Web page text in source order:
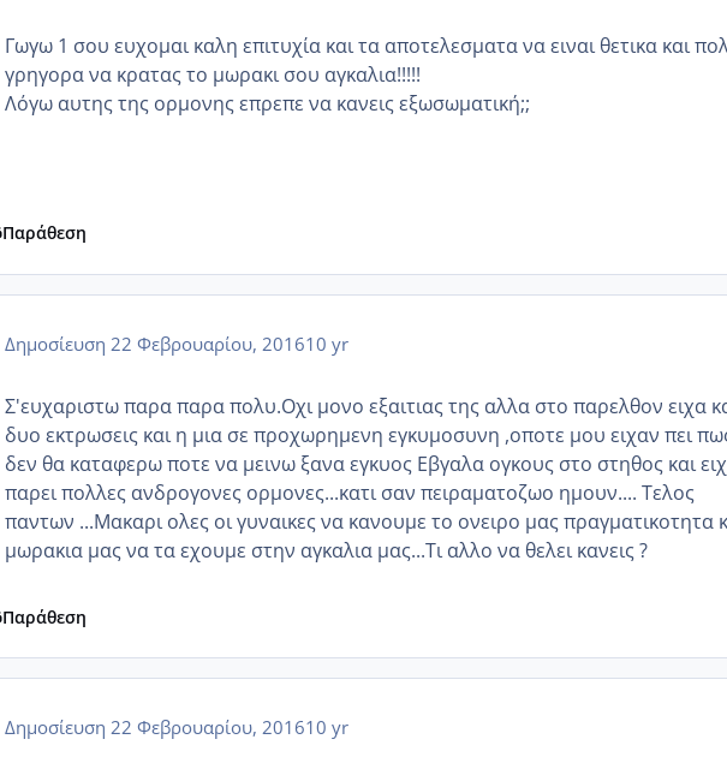
Γωγω 1 σου ευχομαι καλη επιτυχία και τα αποτελεσματα να ειναι θετικα και
γρηγορα να κρατας το μωρακι σου αγκαλια!!!!!
Λόγω αυτης της ορμονης επρεπε να κανεις εξωσωματική;;
Παράθεση
Δημοσίευση 22 Φεβρουαρίου, 201610 yr
Σ'ευχαριστω παρα παρα πολυ.Οχι μονο εξαιτιας της αλλα στο παρελθον ειχα
δυο εκτρωσεις και η μια σε προχωρημενη εγκυμοσυνη ,οποτε μου ειχαν πει
δεν θα καταφερω ποτε να μεινω ξανα εγκυος Εβγαλα ογκους στο στηθος και
παρει πολλες ανδρογονες ορμονες...κατι σαν πειραματοζωο ημουν.... Τελος
παντων ...Μακαρι ολες οι γυναικες να κανουμε το ονειρο μας πραγματικοτητα
μωρακια μας να τα εχουμε στην αγκαλια μας...Τι αλλο να θελει κανεις ?
Παράθεση
Δημοσίευση 22 Φεβρουαρίου, 201610 yr